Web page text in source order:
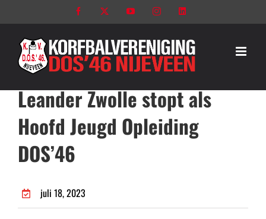
naar
Facebook YouTubeInstagram
Leander Zwolle stopt als
Hoofd Jeugd Opleiding
DOS’46
juli 18, 2023